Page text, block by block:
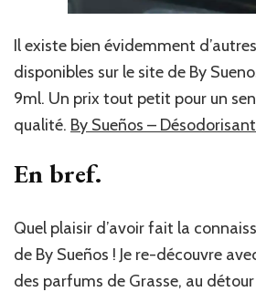
Il existe bien évidemment
disponibles sur le site de By
9ml. Un prix tout petit pour un
qualité. By Sueños –
En bref.
Quel plaisir d’avoir fait la
de By Sueños ! Je re-découvre
des parfums de Grasse, au